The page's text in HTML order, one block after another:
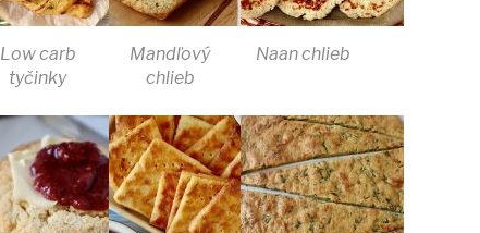
Low carb
tyčinky
Mandľový
chlieb
Naan chlieb